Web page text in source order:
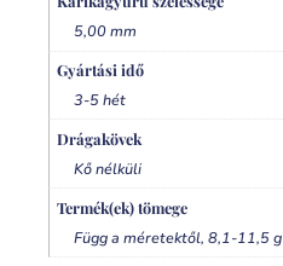
5,00 mm
Gyártási idő
3-5 hét
Drágakövek
Kő nélküli
Termék(ek) tömege
Függ a méretektől, 8,1-11,5 g